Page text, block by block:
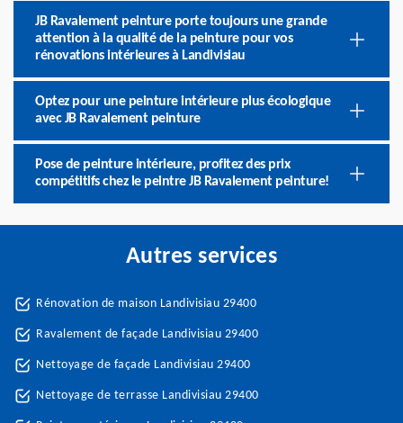
JB Ravalement peinture porte toujours une grande
attention à la qualité de la peinture pour vos
rénovations intérieures à Landivisiau
Optez pour une peinture intérieure plus écologique
avec JB Ravalement peinture
Pose de peinture intérieure, profitez des prix
compétitifs chez le peintre JB Ravalement peinture!
Autres services
Rénovation de maison Landivisiau 29400
Ravalement de façade Landivisiau 29400
Nettoyage de façade Landivisiau 29400
Nettoyage de terrasse Landivisiau 29400